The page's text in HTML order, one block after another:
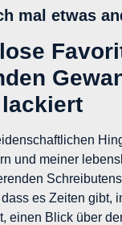
mal etwas
und meiner
es Zeiten gibt,
einen Blick über